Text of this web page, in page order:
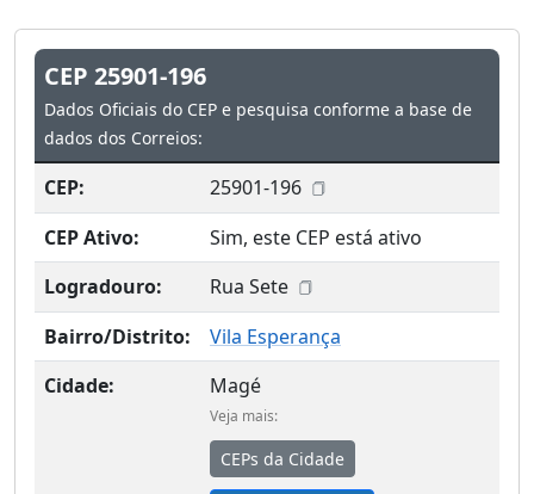
CEP 25901-196
Dados Oficiais do CEP e pesquisa conforme a base de
dados dos Correios:
CEP:
25901-196
CEP Ativo:
Sim, este CEP está ativo
Logradouro:
Rua Sete
Bairro/Distrito:
Vila Esperança
Cidade:
Magé
Veja mais:
CEPs da Cidade